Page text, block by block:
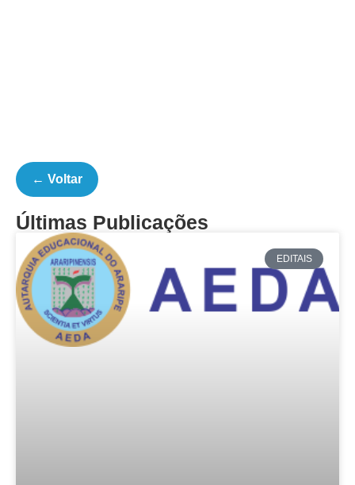
← Voltar
Últimas Publicações
EDITAIS